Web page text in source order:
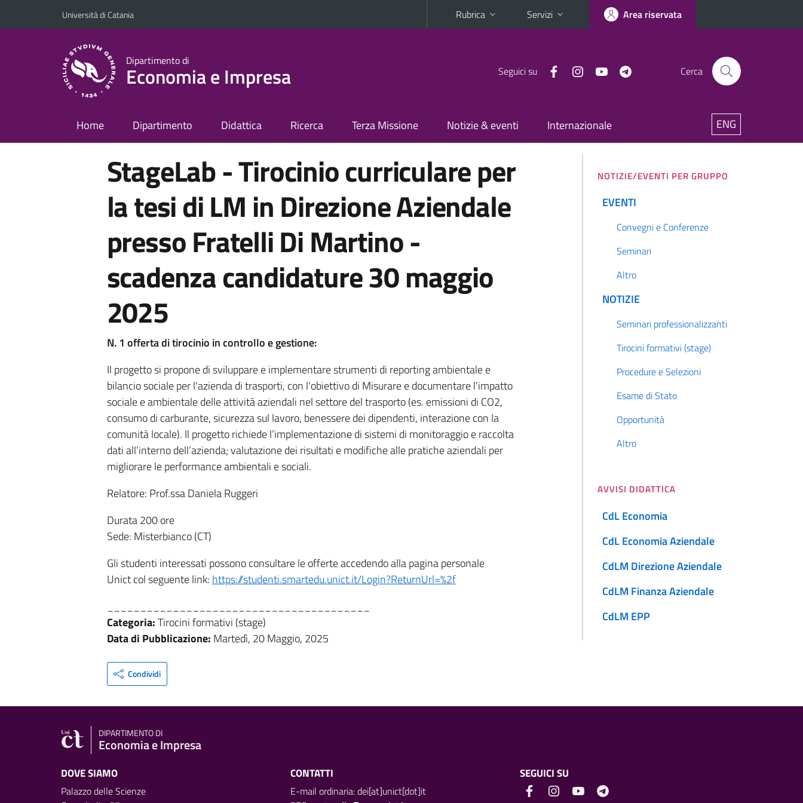
Vai al contenuto principale
Vai al menu di navigazione
Università di Catania Rubrica Servizi Area riservata
Dipartimento di
Economia e Impresa Seguici su Cerca
Home Dipartimento Didattica Ricerca Terza Missione Notizie & eventi Internazionale ENG
StageLab - Tirocinio curriculare per
la tesi di LM in Direzione Aziendale
presso Fratelli Di Martino -
scadenza candidature 30 maggio
2025
N. 1 offerta di tirocinio in controllo e gestione:
Il progetto si propone di sviluppare e implementare strumenti di reporting ambientale e
bilancio sociale per l'azienda di trasporti, con l'obiettivo di Misurare e documentare l'impatto
sociale e ambientale delle attività aziendali nel settore del trasporto (es. emissioni di CO2,
consumo di carburante, sicurezza sul lavoro, benessere dei dipendenti, interazione con la
comunità locale). Il progetto richiede l’implementazione di sistemi di monitoraggio e raccolta
dati all’interno dell’azienda; valutazione dei risultati e modifiche alle pratiche aziendali per
migliorare le performance ambientali e sociali.
Relatore: Prof.ssa Daniela Ruggeri
Durata 200 ore
Sede: Misterbianco (CT)
Gli studenti interessati possono consultare le offerte accedendo alla pagina personale
Unict col seguente link: https://studenti.smartedu.unict.it/Login?ReturnUrl=%2f
Categoria:Tirocini formativi (stage)
Data di Pubblicazione: Martedì, 20 Maggio, 2025
Condividi
NOTIZIE/EVENTI PER GRUPPO
EVENTI
Convegni e Conferenze
Seminari
Altro
NOTIZIE
Seminari professionalizzanti
Tirocini formativi (stage)
Procedure e Selezioni
Esame di Stato
Opportunità
Altro
AVVISI DIDATTICA
CdL Economia
CdL Economia Aziendale
CdLM Direzione Aziendale
CdLM Finanza Aziendale
CdLM EPP
DIPARTIMENTO DI
Economia e Impresa
DOVE SIAMO
Palazzo delle Scienze
CONTATTI
E-mail ordinaria: dei[at]unict[dot]it
SEGUICI SU